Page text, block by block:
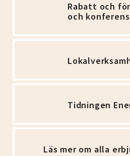
Rabatt och
och
Tidningen
Läs mer om alla